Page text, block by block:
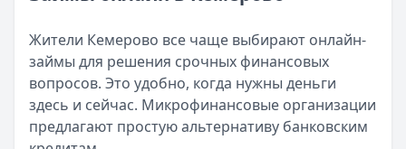
Все статьи
Опубликовано:5 декабря 2025 г.
Категория:МФО
Читать новость
Срочный микрозайм 15 000 ₽ на карту: свежая
Кратко:Нужны 15 000 рублей на карту прямо сегодня?
Жители Кемерово все чаще выбирают онлайн-
займы для решения срочных финансовых
вопросов. Это удобно, когда нужны деньги
здесь и сейчас. Микрофинансовые организации
предлагают простую альтернативу банковским